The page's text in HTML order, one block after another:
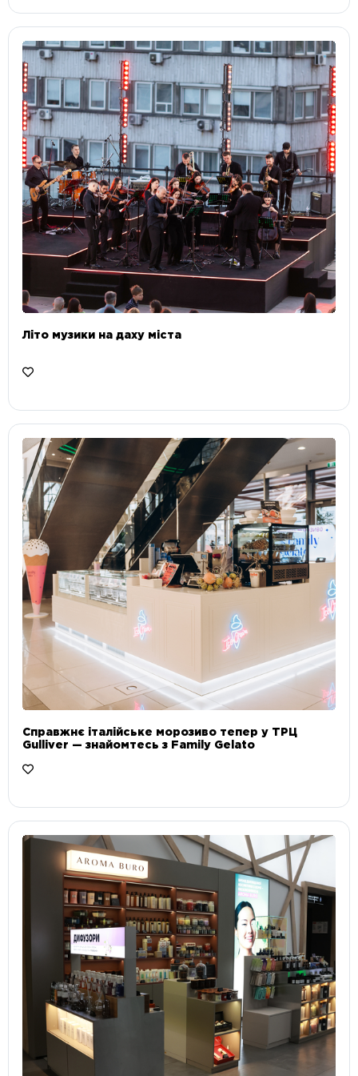
Літо музики на даху міста
Справжнє італійське морозиво тепер у ТРЦ
Gulliver — знайомтесь з Family Gelato